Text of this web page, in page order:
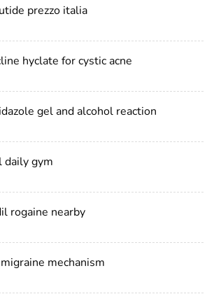
prezzo italia
hyclate for cystic acne
gel and alcohol reaction
daily gym
rogaine nearby
mechanism